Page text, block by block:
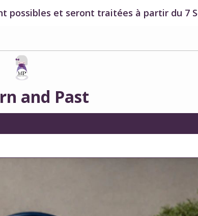
possibles et seront traitées à partir du 7
and Past